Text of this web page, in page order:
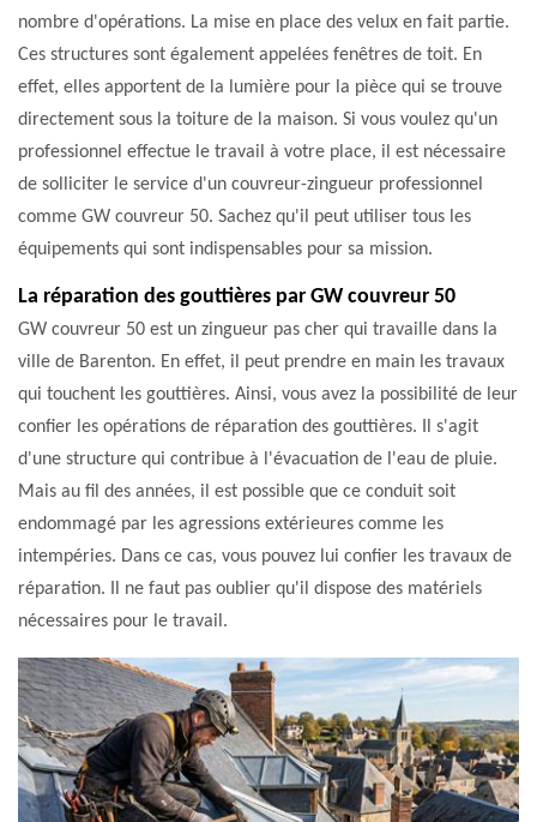
nombre d'opérations. La mise en place des velux en fait partie.
Ces structures sont également appelées fenêtres de toit. En
effet, elles apportent de la lumière pour la pièce qui se trouve
directement sous la toiture de la maison. Si vous voulez qu'un
professionnel effectue le travail à votre place, il est nécessaire
de solliciter le service d'un couvreur-zingueur professionnel
comme GW couvreur 50. Sachez qu'il peut utiliser tous les
équipements qui sont indispensables pour sa mission.
La réparation des gouttières par GW couvreur 50
GW couvreur 50 est un zingueur pas cher qui travaille dans la
ville de Barenton. En effet, il peut prendre en main les travaux
qui touchent les gouttières. Ainsi, vous avez la possibilité de leur
confier les opérations de réparation des gouttières. Il s'agit
d'une structure qui contribue à l'évacuation de l'eau de pluie.
Mais au fil des années, il est possible que ce conduit soit
endommagé par les agressions extérieures comme les
intempéries. Dans ce cas, vous pouvez lui confier les travaux de
réparation. Il ne faut pas oublier qu'il dispose des matériels
nécessaires pour le travail.